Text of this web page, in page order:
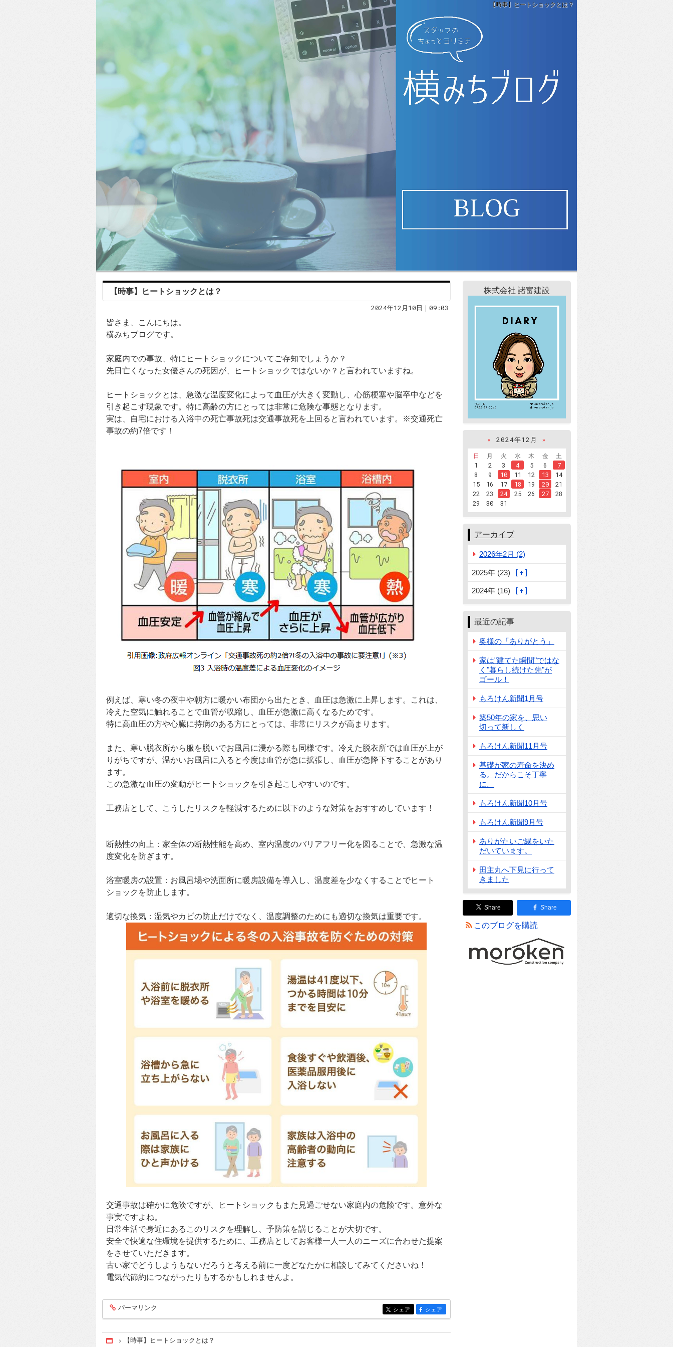
【時事】ヒートショックとは？
【時事】ヒートショックとは？
2024年12月10日｜09:03
皆さま、こんにちは。
横みちブログです。
家庭内での事故、特にヒートショックについてご存知でしょうか？
先日亡くなった女優さんの死因が、ヒートショックではないか？と言われていますね。
ヒートショックとは、急激な温度変化によって血圧が大きく変動し、心筋梗塞や脳卒中などを
引き起こす現象です。特に高齢の方にとっては非常に危険な事態となります。
実は、自宅における入浴中の死亡事故死は交通事故死を上回ると言われています。※交通死亡
事故の約7倍です！
例えば、寒い冬の夜中や朝方に暖かい布団から出たとき、血圧は急激に上昇します。これは、
冷えた空気に触れることで血管が収縮し、血圧が急激に高くなるためです。
特に高血圧の方や心臓に持病のある方にとっては、非常にリスクが高まります。
また、寒い脱衣所から服を脱いでお風呂に浸かる際も同様です。冷えた脱衣所では血圧が上が
りがちですが、温かいお風呂に入ると今度は血管が急に拡張し、血圧が急降下することがあり
ます。
この急激な血圧の変動がヒートショックを引き起こしやすいのです。
工務店として、こうしたリスクを軽減するために以下のような対策をおすすめしています！
断熱性の向上：家全体の断熱性能を高め、室内温度のバリアフリー化を図ることで、急激な温
度変化を防ぎます。
浴室暖房の設置：お風呂場や洗面所に暖房設備を導入し、温度差を少なくすることでヒート
ショックを防止します。
適切な換気：湿気やカビの防止だけでなく、温度調整のためにも適切な換気は重要です。
交通事故は確かに危険ですが、ヒートショックもまた見過ごせない家庭内の危険です。意外な
事実ですよね。
日常生活で身近にあるこのリスクを理解し、予防策を講じることが大切です。
安全で快適な住環境を提供するために、工務店としてお客様一人一人のニーズに合わせた提案
をさせていただきます。
古い家でどうしようもないだろうと考える前に一度どなたかに相談してみてくださいね！
電気代節約につながったりもするかもしれませんよ。
entry151
パーマリンク entry151
シェア entry151
シェア
Home【時事】ヒートショックとは？
株式会社 諸富建設
« 2024年12月
»
日
月 火 水 木 金
土
1
2 3 4 5 6
7
8
9 10 11 12 13
14
15
16 17 18 19 20
21
22
23 24 25 26 27
28
29
30 31
アーカイブ
2026年2月 (2)
2025年 (23)
2024年 (16)
最近の記事
奥様の「ありがとう」
家は"建てた瞬間"ではな
く"暮らし続けた先"が
ゴール！
もろけん新聞1月号
築50年の家を、思い
切って新しく
もろけん新聞11月号
基礎が家の寿命を決め
る。だからこそ丁寧
に。
もろけん新聞10月号
もろけん新聞9月号
ありがたいご縁をいた
だいています。
田主丸へ下見に行って
きました
Share Share
このブログを購読